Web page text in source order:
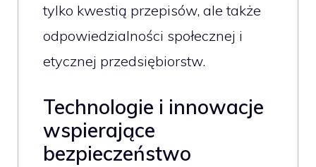
tylko kwestią przepisów, ale także
odpowiedzialności społecznej i
etycznej przedsiębiorstw.
Technologie i innowacje
wspierające
bezpieczeństwo